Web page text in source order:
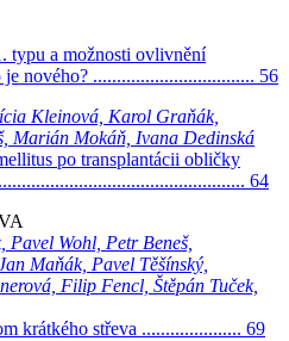
typu a možnosti ovlivnění
nového? .................................. 56
Kleinová, Karol Graňák,
Marián Mokáň, Ivana Dedinská
po transplantácii obličky
64
Wohl, Petr Beneš,
Maňák, Pavel Těšínský,
Filip Fencl, Štěpán Tuček,
krátkého střeva ..................... 69